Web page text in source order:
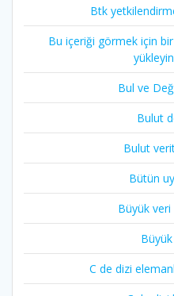
Btk
Bu içeriği görmek için bir
Bul ve
Bulut
Bulut
Bütün
Büyük veri
Büyük
C de dizi